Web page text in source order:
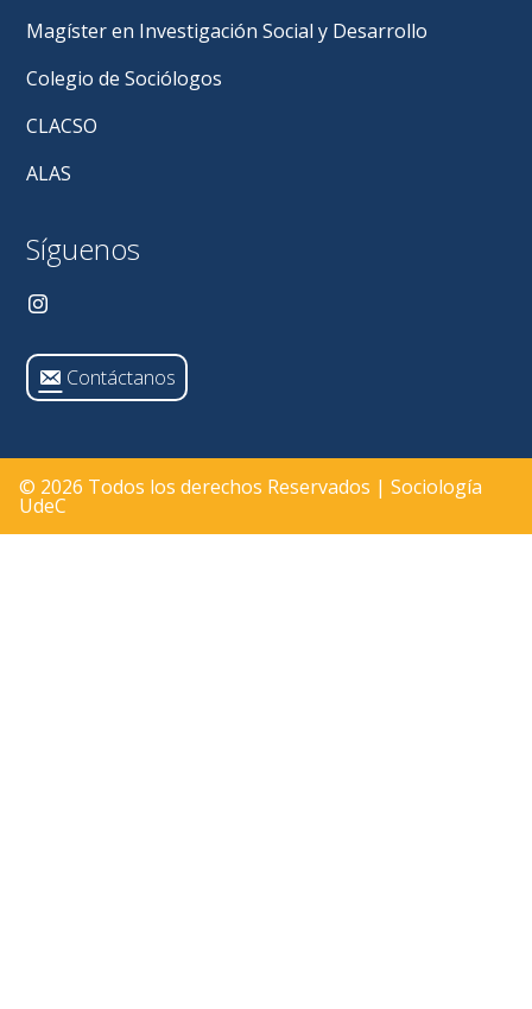
Magíster en Investigación Social y Desarrollo
Colegio de Sociólogos
CLACSO
ALAS
Síguenos
Contáctanos
© 2026 Todos los derechos Reservados | Sociología
UdeC